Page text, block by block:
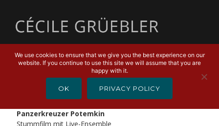
Stummfilm Panzerkreuzer
Potemkin
Panzerkreuzer Potemkin
Stummfilm mit Live-Ensemble
We use cookies to ensure that we give you the best experience on our
website. If you continue to use this site we will assume that you are
happy with it.
OK PRIVACY POLICY